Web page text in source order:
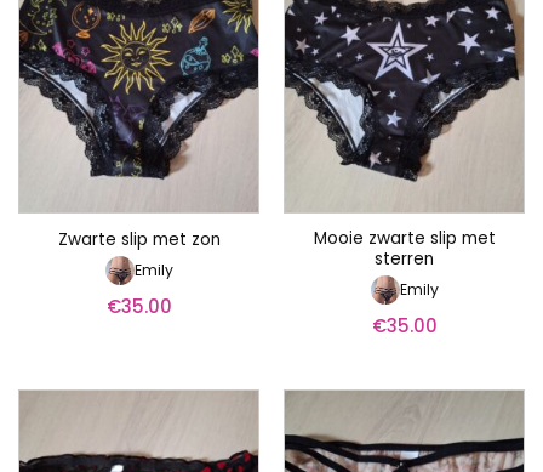
Zwarte slip met zon
Emily
€35.00
Mooie zwarte slip met
sterren
Emily
€35.00